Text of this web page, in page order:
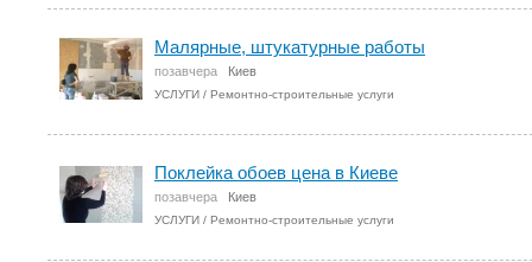
Малярные, штукатурные работы
позавчера Киев
УСЛУГИ / Ремонтно-строительные услуги
Поклейка обоев цена в Киеве
позавчера Киев
УСЛУГИ / Ремонтно-строительные услуги